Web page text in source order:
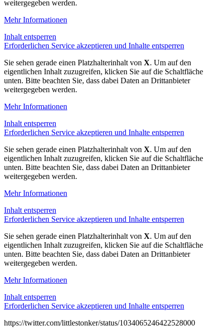
weitergegeben werden.
Mehr Informationen
Inhalt entsperren
Erforderlichen Service akzeptieren und Inhalte entsperren
Sie sehen gerade einen Platzhalterinhalt von X. Um auf den
eigentlichen Inhalt zuzugreifen, klicken Sie auf die Schaltfläche
unten. Bitte beachten Sie, dass dabei Daten an Drittanbieter
weitergegeben werden.
Mehr Informationen
Inhalt entsperren
Erforderlichen Service akzeptieren und Inhalte entsperren
Sie sehen gerade einen Platzhalterinhalt von X. Um auf den
eigentlichen Inhalt zuzugreifen, klicken Sie auf die Schaltfläche
unten. Bitte beachten Sie, dass dabei Daten an Drittanbieter
weitergegeben werden.
Mehr Informationen
Inhalt entsperren
Erforderlichen Service akzeptieren und Inhalte entsperren
Sie sehen gerade einen Platzhalterinhalt von X. Um auf den
eigentlichen Inhalt zuzugreifen, klicken Sie auf die Schaltfläche
unten. Bitte beachten Sie, dass dabei Daten an Drittanbieter
weitergegeben werden.
Mehr Informationen
Inhalt entsperren
Erforderlichen Service akzeptieren und Inhalte entsperren
https://twitter.com/littlestonker/status/1034065246422528000